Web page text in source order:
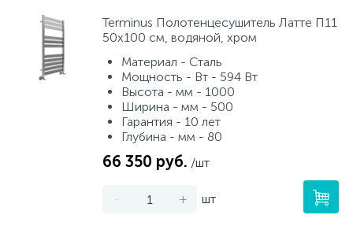
Terminus Полотенцесушитель Латте П11
50х100 см, водяной, хром
Материал - Сталь
Мощность - Вт - 594 Вт
Высота - мм - 1000
Ширина - мм - 500
Гарантия - 10 лет
Глубина - мм - 80
66 350 руб. /шт
- + шт